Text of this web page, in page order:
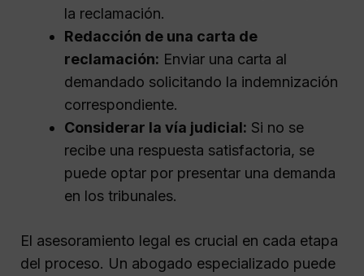
la reclamación.
Redacción de una carta de
reclamación: Enviar una carta al
demandado solicitando la indemnización
correspondiente.
Considerar la vía judicial: Si no se
recibe una respuesta satisfactoria, se
puede optar por presentar una demanda
en los tribunales.
El asesoramiento legal es crucial en cada etapa
del proceso. Un abogado especializado puede